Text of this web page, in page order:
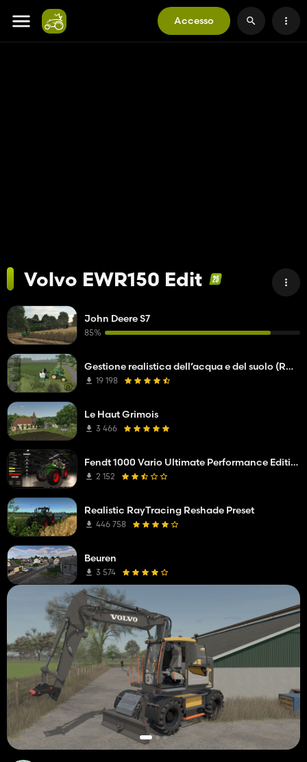
Accesso
Volvo EWR150 Edit
John Deere S7
85%
Gestione realistica dell’acqua e del suolo (RWSM)
19 198
Le Haut Grimois
3 466
Fendt 1000 Vario Ultimate Performance Edition
2 152
Realistic RayTracing Reshade Preset
446 758
Beuren
3 574